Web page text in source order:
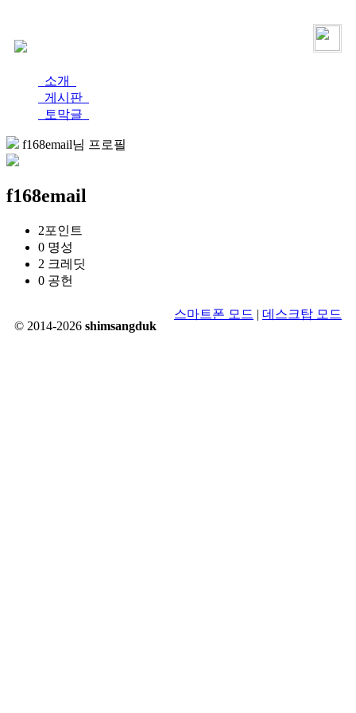
소개
게시판
토막글
f168email님 프로필
f168email
2포인트
0 명성
2 크레딧
0 공헌
© 2014-2026 shimsangduk
스마트폰 모드 | 데스크탑 모드